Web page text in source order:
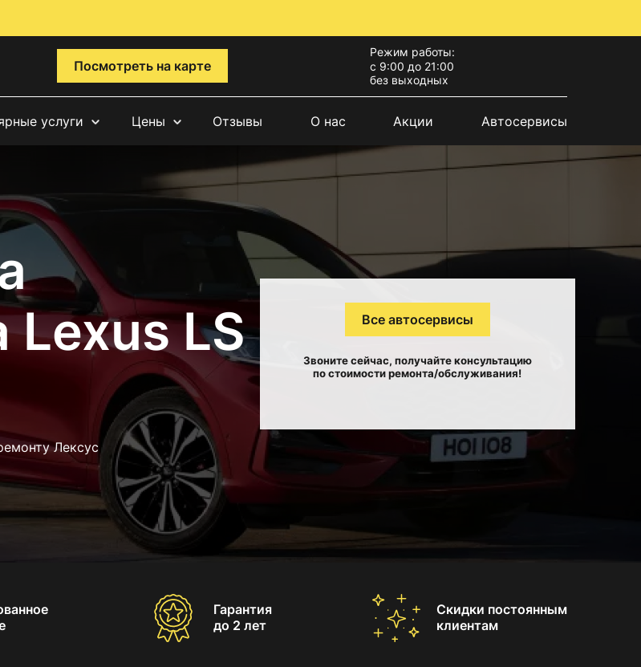
Посмотреть на карте
Режим работы:
с 9:00 до 21:00
без выходных
услуги Цены Отзывы О нас Акции Автосервисы
Lexus LS
Лексус
Все автосервисы
Звоните сейчас, получайте консультацию
по стоимости ремонта/обслуживания!
Гарантия
до 2 лет
Скидки постоянным
клиентам